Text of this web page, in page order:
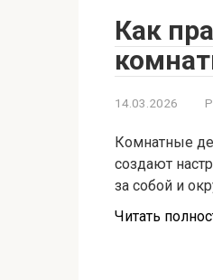
Как
14.03.2026
Комнатные
создают
за собой и
Читать